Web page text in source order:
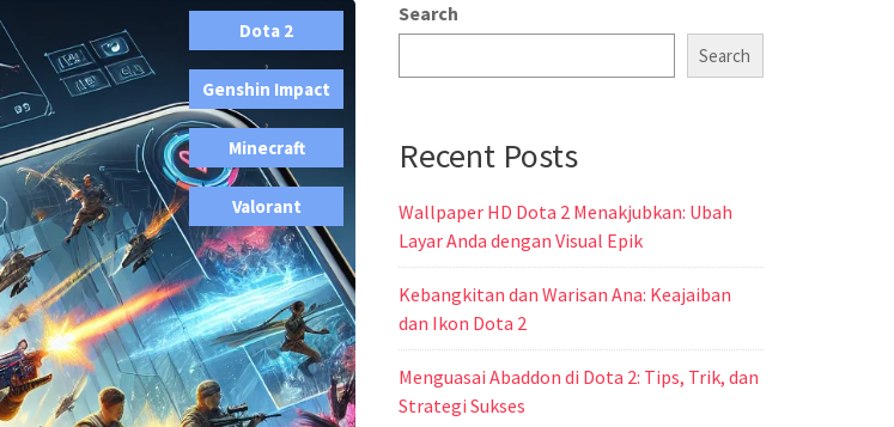
Dota 2
,
Genshin Impact
,
Minecraft
,
Valorant
Search
Search
Recent Posts
Wallpaper HD Dota 2 Menakjubkan: Ubah
Layar Anda dengan Visual Epik
Kebangkitan dan Warisan Ana: Keajaiban
dan Ikon Dota 2
Menguasai Abaddon di Dota 2: Tips, Trik, dan
Strategi Sukses